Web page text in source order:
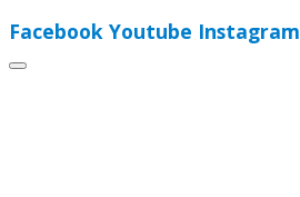
Facebook Youtube Instagram